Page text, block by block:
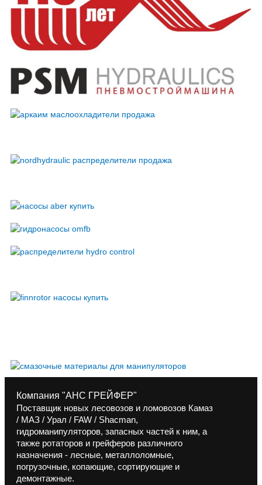
Компания "АНС ГРЕЙФЕР"
Поставщик новых лесовозов и ломовозов Камаз
/ МАЗ / Урал / FAW / Shacman,
гидроманипуляторов, запасных частей к ним, а
также ротаторов и грейферов различного
назначения - лесные, металлоломные,
погрузочные, копающие, сортирующие и
демонтажные.